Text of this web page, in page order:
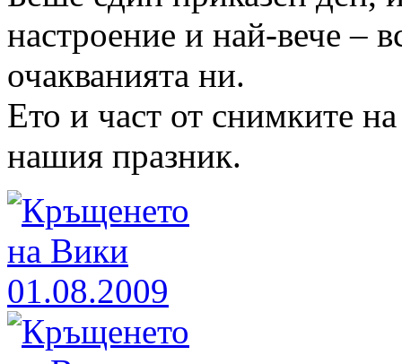
настроение и най-вече –
очакванията ни.
Ето и част от снимките
нашия празник.